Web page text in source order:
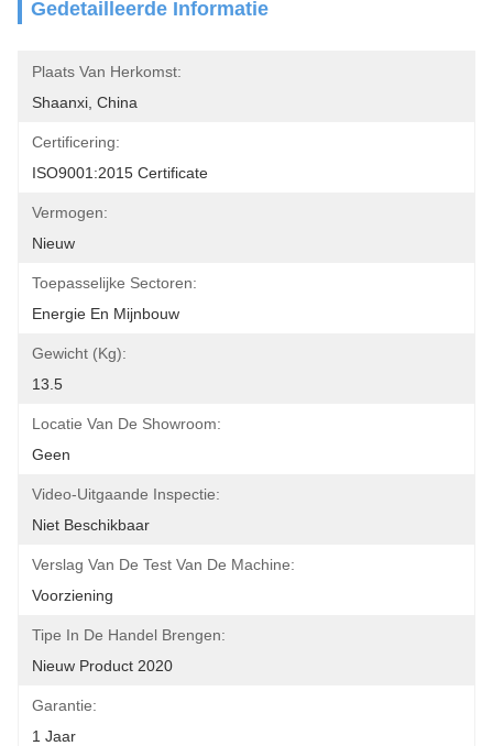
Gedetailleerde Informatie
Plaats Van Herkomst:
Shaanxi, China
Certificering:
ISO9001:2015 Certificate
Vermogen:
Nieuw
Toepasselijke Sectoren:
Energie En Mijnbouw
Gewicht (kg):
13.5
Locatie Van De Showroom:
Geen
Video-Uitgaande Inspectie:
Niet Beschikbaar
Verslag Van De Test Van De Machine:
Voorziening
Tipe In De Handel Brengen:
Nieuw Product 2020
Garantie:
1 Jaar